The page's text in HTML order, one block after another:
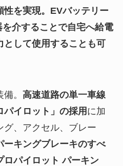
を実現。EVバッテリー
介することで自宅へ給電
として使用することも可
。 高速道路の単一車線
イロット」の採用 に加
グ、アクセル、ブレー
ーキングブレーキのすべ
ロパイロット パーキン